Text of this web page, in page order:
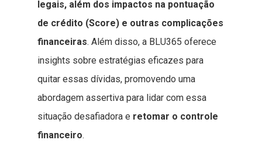
legais, além dos impactos na pontuação
de crédito (Score) e outras complicações
financeiras. Além disso, a BLU365 oferece
insights sobre estratégias eficazes para
quitar essas dívidas, promovendo uma
abordagem assertiva para lidar com essa
situação desafiadora e retomar o controle
financeiro.